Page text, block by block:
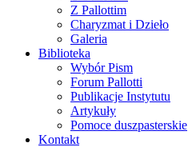
Z Pallottim
Charyzmat i Dzieło
Galeria
Biblioteka
Wybór Pism
Forum Pallotti
Publikacje Instytutu
Artykuły
Pomoce duszpasterskie
Kontakt